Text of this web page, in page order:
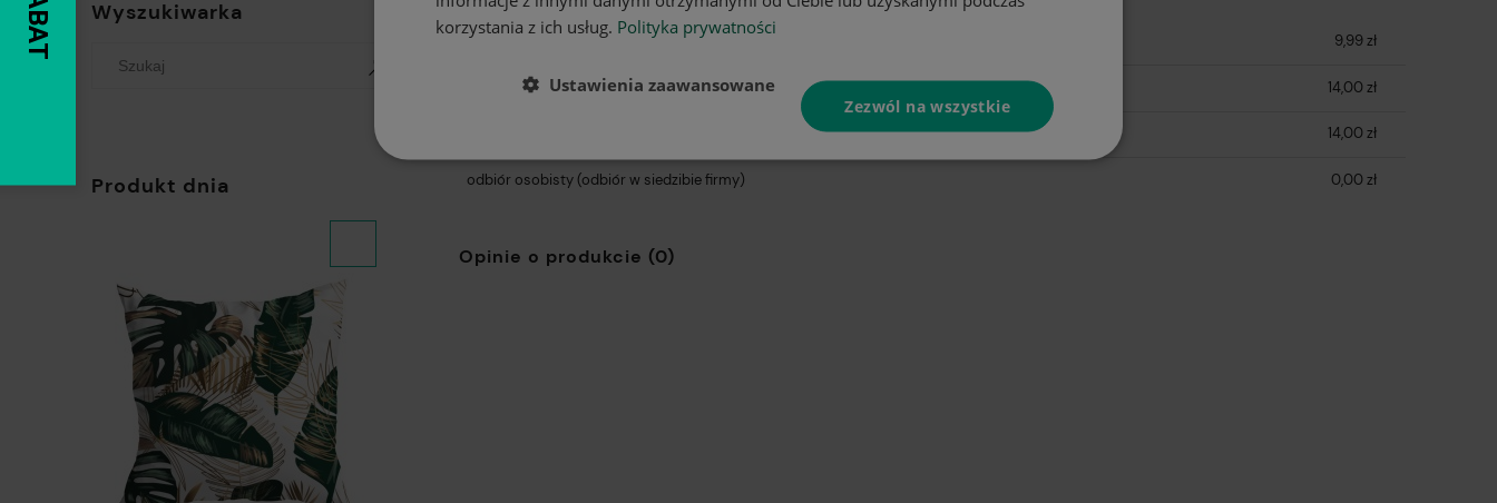
Wyszukiwarka
Produkt dnia
Paczkomat InPost 9,99 zł
InPost Kurier 14,00 zł
14,00 zł
odbiór osobisty(odbiór w siedzibie firmy) 0,00 zł
Opinie o produkcie (0)
korzystania z ich usług. Polityka prywatności
Zezwól na wszystkie
Ustawienia zaawansowane